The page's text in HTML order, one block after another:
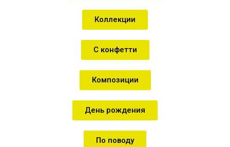
Коллекции
С конфетти
Композиции
День рождения
По поводу